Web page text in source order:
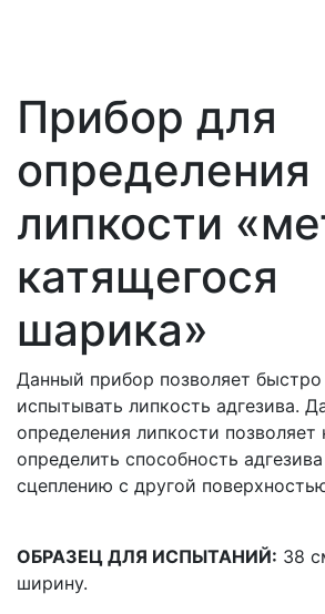
Прибор для
определения
липкости
катящегося
шарика»
Данный прибор позволяет
испытывать липкость адгезива.
определения липкости позволяет
определить способность
сцеплению с другой
ОБРАЗЕЦ ДЛЯ ИСПЫТАНИЙ: 38
ширину.